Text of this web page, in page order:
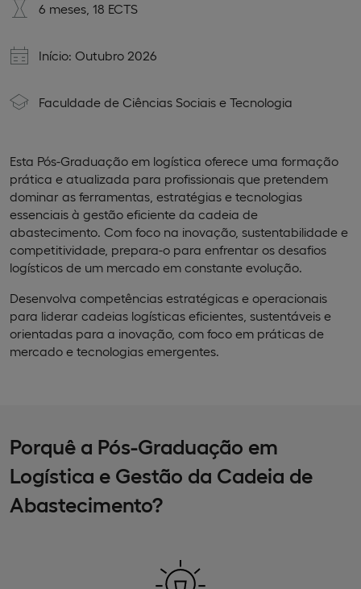
6 meses, 18 ECTS
Início: Outubro 2026
Faculdade de Ciências Sociais e Tecnologia
Esta Pós-Graduação em logística oferece uma formação
prática e atualizada para profissionais que pretendem
dominar as ferramentas, estratégias e tecnologias
essenciais à gestão eficiente da cadeia de
abastecimento. Com foco na inovação, sustentabilidade e
competitividade, prepara-o para enfrentar os desafios
logísticos de um mercado em constante evolução.
Desenvolva competências estratégicas e operacionais
para liderar cadeias logísticas eficientes, sustentáveis e
orientadas para a inovação, com foco em práticas de
mercado e tecnologias emergentes.
Porquê a Pós-Graduação em
Logística e Gestão da Cadeia de
Abastecimento?